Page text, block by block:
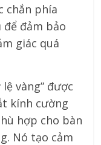
chắn phía
để đảm bảo
giác quá
vàng” được
kính cường
hợp cho bàn
Nó tạo cảm